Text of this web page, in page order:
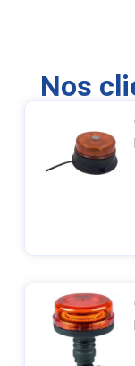
Nos